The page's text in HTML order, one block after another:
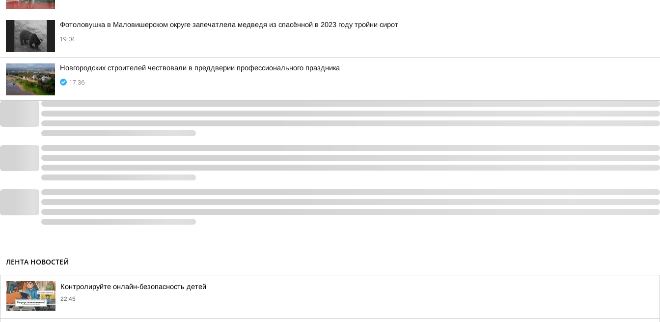
Фотоловушка в Маловишерском округе запечатлела медведя из спасённой в 2023 году тройни сирот
19:04
Новгородских строителей чествовали в преддверии профессионального праздника
17:36
ЛЕНТА НОВОСТЕЙ
Контролируйте онлайн-безопасность детей
22:45